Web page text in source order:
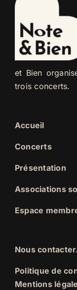
et Bien
trois concerts.
Accueil
Concerts
Présentation
Associations
Espace
Nous
Politique de
Mentions